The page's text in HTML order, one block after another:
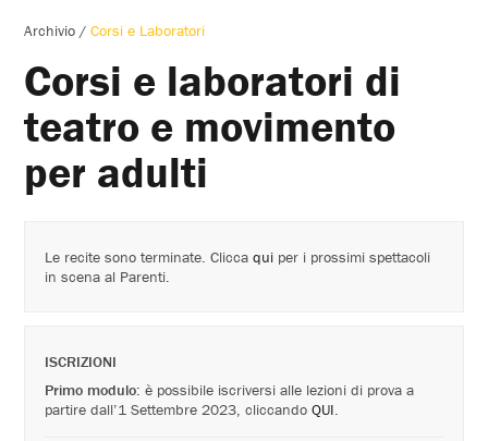
Archivio /Corsi e Laboratori
Corsi e laboratori di
teatro e movimento
per adulti
Le recite sono terminate. Cliccaqui per i prossimi spettacoli
in scena al Parenti.
ISCRIZIONI
Primo modulo: è possibile iscriversi alle lezioni di prova a
partire dall’1 Settembre 2023, cliccandoQUI